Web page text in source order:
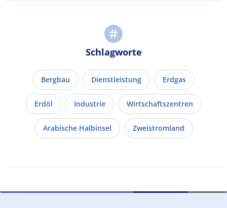
Schlagworte
Bergbau Dienstleistung Erdgas
Erdöl Industrie Wirtschaftszentren
Arabische Halbinsel Zweistromland